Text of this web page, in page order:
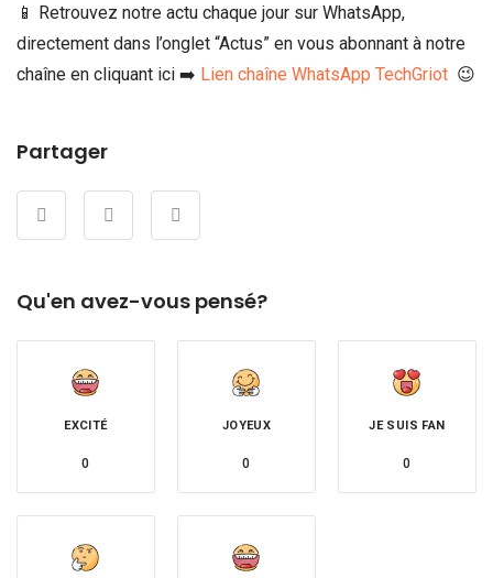
📱 Retrouvez notre actu chaque jour sur WhatsApp,
directement dans l’onglet “Actus” en vous abonnant à notre
chaîne en cliquant ici ➡️ Lien chaîne WhatsApp TechGriot 😉
Partager
Qu'en avez-vous pensé?
EXCITÉ
0
JOYEUX
0
JE SUIS FAN
0